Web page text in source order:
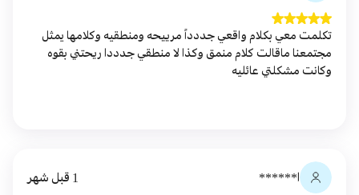
تكلمت معي بكلام واقعي جددداً مرييحه ومنطقيه وكلامها يمثل
مجتمعنا ماقالت كلام منمق وكذا لا منطقي جدددا ريحتني بقوه
وكانت مشكلتي عائليه
ا****** 1 قبل شهر